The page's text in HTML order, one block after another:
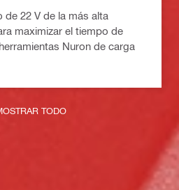
de 22 V de la más alta
maximizar el tiempo de
Nuron de carga
TODO